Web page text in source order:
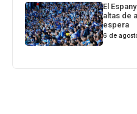
El
altas de
espera
6 de